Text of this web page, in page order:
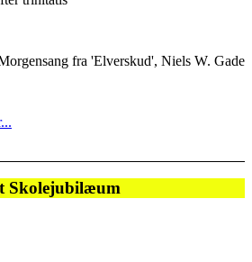
fra 'Elverskud', Niels W. Gade
Skolejubilæum